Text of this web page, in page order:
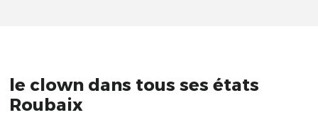
le clown dans tous ses états
Roubaix